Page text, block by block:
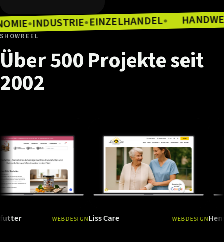
●INDUSTRIE●EINZELHANDEL●
SHOWREEL
Über500Projekteseit
2002
WEBDESIGN Ansehen→
Liss Care WEBDESIGN Ansehen→
Hensel GmbH